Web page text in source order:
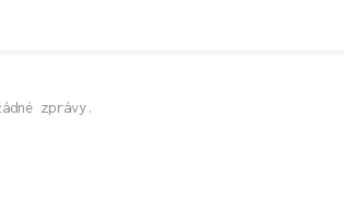
zprávy.